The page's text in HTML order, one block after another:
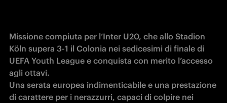
Missione compiuta per l’Inter U20, che allo Stadion
Köln supera 3-1 il Colonia nei sedicesimi di finale di
UEFA Youth League e conquista con merito l’accesso
agli ottavi.
Una serata europea indimenticabile e una prestazione
di carattere per i nerazzurri, capaci di colpire nei